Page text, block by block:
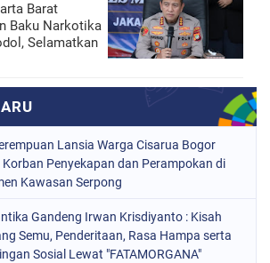
Barat
Baku Narkotika
Selamatkan
Lansia Warga Cisarua Bogor
Korban Penyekapan dan Perampokan di
Kawasan Serpong
Gandeng Irwan Krisdiyanto : Kisah
Semu, Penderitaan, Rasa Hampa serta
Sosial Lewat "FATAMORGANA"